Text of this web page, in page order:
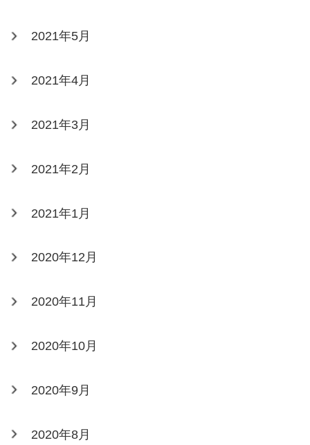
2021年5月
2021年4月
2021年3月
2021年2月
2021年1月
2020年12月
2020年11月
2020年10月
2020年9月
2020年8月